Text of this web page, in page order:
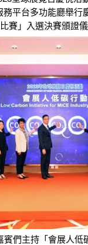
平台多功能廳舉
賽」入選決賽頒證
賓們主持「會展人低